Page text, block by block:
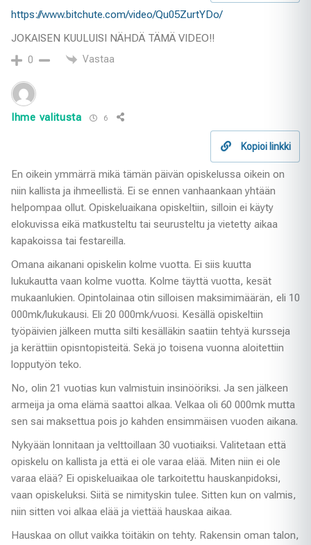
https://www.bitchute.com/video/Qu05ZurtYDo/
JOKAISEN KUULUISI NÄHDÄ TÄMÄ VIDEO!!
0 Vastaa
Ihme valitusta 6
Kopioi linkki
En oikein ymmärrä mikä tämän päivän opiskelussa oikein on
niin kallista ja ihmeellistä. Ei se ennen vanhaankaan yhtään
helpompaa ollut. Opiskeluaikana opiskeltiin, silloin ei käyty
elokuvissa eikä matkusteltu tai seurusteltu ja vietetty aikaa
kapakoissa tai festareilla.
Omana aikanani opiskelin kolme vuotta. Ei siis kuutta
lukukautta vaan kolme vuotta. Kolme täyttä vuotta, kesät
mukaanlukien. Opintolainaa otin silloisen maksimimäärän, eli 10
000mk/lukukausi. Eli 20 000mk/vuosi. Kesällä opiskeltiin
työpäivien jälkeen mutta silti kesälläkin saatiin tehtyä kursseja
ja kerättiin opisntopisteitä. Sekä jo toisena vuonna aloitettiin
lopputyön teko.
No, olin 21 vuotias kun valmistuin insinööriksi. Ja sen jälkeen
armeija ja oma elämä saattoi alkaa. Velkaa oli 60 000mk mutta
sen sai maksettua pois jo kahden ensimmäisen vuoden aikana.
Nykyään lonnitaan ja velttoillaan 30 vuotiaiksi. Valitetaan että
opiskelu on kallista ja että ei ole varaa elää. Miten niin ei ole
varaa elää? Ei opiskeluaikaa ole tarkoitettu hauskanpidoksi,
vaan opiskeluksi. Siitä se nimityskin tulee. Sitten kun on valmis,
niin sitten voi alkaa elää ja viettää hauskaa aikaa.
Hauskaa on ollut vaikka töitäkin on tehty. Rakensin oman talon,